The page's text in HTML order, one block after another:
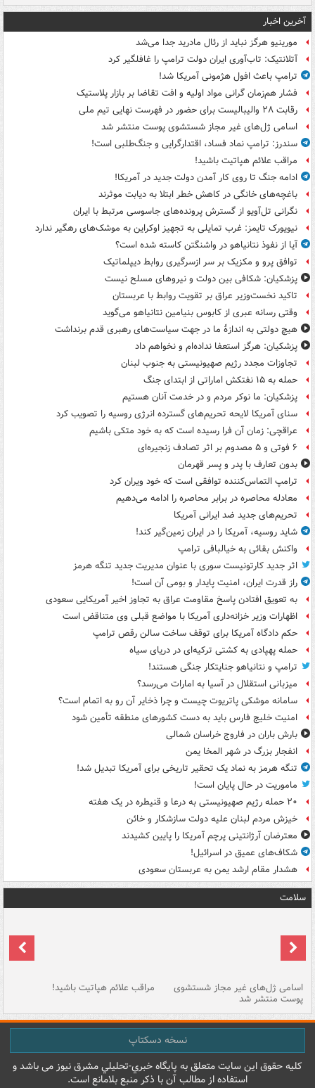
آخرین اخبار
مورینیو هرگز نباید از رئال مادرید جدا می‌شد
آتلانتیک: تاب‌آوری ایران دولت ترامپ را غافلگیر کرد
ترامپ باعث افول هژمونی آمریکا شد!
فشار هم‌زمان گرانی مواد اولیه و افت تقاضا بر بازار پلاستیک
رقابت ۲۸ والیبالیست برای حضور در فهرست نهایی تیم ملی
اسامی ژل‌های غیر مجاز شستشوی پوست منتشر شد
سندرز: ترامپ نماد فساد، اقتدارگرایی و جنگ‌طلبی است!
مراقب علائم هپاتیت باشید!
ادامه جنگ تا روی کار آمدن دولت جدید در آمریکا!
باغچه‌های خانگی در کاهش خطر ابتلا به دیابت موثرند
نگرانی تل‌آویو از گسترش پرونده‌های جاسوسی مرتبط با ایران
نیویورک تایمز: غرب تمایلی به تجهیز اوکراین به موشک‌های رهگیر ندارد
آیا از نفوذ نتانیاهو در واشنگتن کاسته شده است؟
توافق پرو و مکزیک بر سر ازسرگیری روابط دیپلماتیک
پزشکیان: شکافی بین دولت و نیروهای مسلح نیست
تاکید نخست‌وزیر عراق بر تقویت روابط با عربستان
وقتی رسانه عبری از کابوس بنیامین نتانیاهو می‌گوید
هیچ دولتی به اندازۀ ما در جهت سیاست‌های رهبری قدم برنداشت
پزشکیان: هرگز استعفا نداده‌ام و نخواهم داد
تجاوزات مجدد رژیم صهیونیستی به جنوب لبنان
حمله به ۱۵ نفتکش‌ اماراتی از ابتدای جنگ
پزشکیان: ما نوکر مردم و در خدمت آنان هستیم
سنای آمریکا لایحه تحریم‌های گسترده انرژی روسیه را تصویب کرد
عراقچی: زمان آن فرا رسیده است که به خود متکی باشیم
۶ فوتی و ۵ مصدوم بر اثر تصادف زنجیره‌ای
بدون تعارف با پدر و پسر قهرمان
ترامپ التماس‌کننده توافقی است که خود ویران کرد
معادله محاصره در برابر محاصره را ادامه می‌دهیم
تحریم‌های جدید ضد ایرانی آمریکا
شاید روسیه، آمریکا را در ایران زمین‌گیر کند!
واکنش بقائی به خیالبافی ترامپ
اثر جدید کارتونیست سوری با عنوان مدیریت جدید تنگه هرمز
راز قدرت ایران، امنیت پایدار و بومی آن است!
به تعویق افتادن پاسخ مقاومت عراق به تجاوز اخیر آمریکایی سعودی
اظهارات وزیر خزانه‌داری آمریکا با مواضع قبلی وی متناقض است
حکم دادگاه آمریکا برای توقف ساخت سالن رقص ترامپ
حمله پهپادی به کشتی ترکیه‌ای در دریای سیاه
ترامپ و نتانیاهو جنایتکار جنگی هستند!
میزبانی استقلال در آسیا به امارات می‌رسد؟
سامانه موشکی پاتریوت چیست و چرا ذخایر آن رو به اتمام است؟
امنیت خلیج فارس باید به دست کشورهای منطقه تأمین شود
بارش باران در فاروج خراسان شمالی
انفجار بزرگ در شهر المخا یمن
تنگه هرمز به نماد یک تحقیر تاریخی برای آمریکا تبدیل شد!
ماموریت در حال پایان است!
۲۰ حمله رژیم صهیونیستی به درعا و قنیطره در یک هفته
خیزش مردم لبنان علیه دولت سازشکار و خائن
معترضان آرژانتینی پرچم آمریکا را پایین کشیدند
شکاف‌های عمیق در اسرائیل!
هشدار مقام ارشد یمن به عربستان سعودی
سلامت
اسامی ژل‌های غیر مجاز شستشوی
پوست منتشر شد
مراقب علائم هپاتیت باشید!
نسخه دسکتاپ
کليه حقوق اين سايت متعلق به پایگاه خبري-تحليلي مشرق نيوز می باشد و
استفاده از مطالب آن با ذکر منبع بلامانع است.